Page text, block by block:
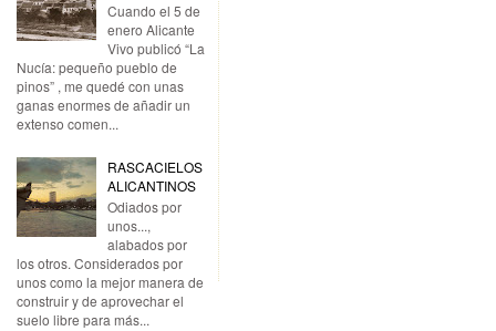
Cuando el 5 de
enero Alicante
Vivo publicó “La
Nucía: pequeño pueblo de
pinos” , me quedé con unas
ganas enormes de añadir un
extenso comen...
RASCACIELOS
ALICANTINOS
Odiados por
unos...,
alabados por
los otros. Considerados por
unos como la mejor manera de
construir y de aprovechar el
suelo libre para más...